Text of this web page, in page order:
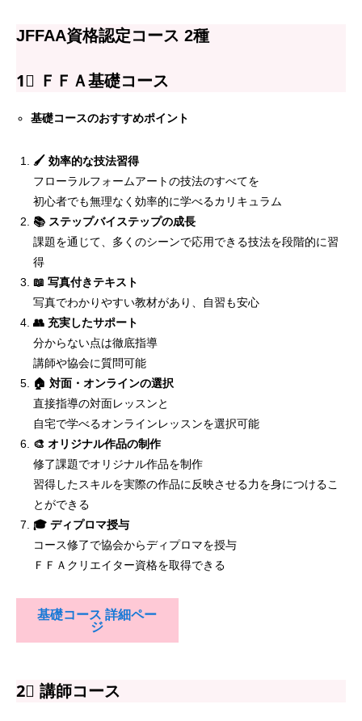
JFFAA資格認定コース 2種
1⃣ ＦＦＡ基礎コース
基礎コースのおすすめポイント
🖌 効率的な技法習得
フローラルフォームアートの技法のすべてを
初心者でも無理なく効率的に学べるカリキュラム
📚 ステップバイステップの成長
課題を通じて、多くのシーンで応用できる技法を段階的に習
得
📖 写真付きテキスト
写真でわかりやすい教材があり、自習も安心
👥 充実したサポート
分からない点は徹底指導
講師や協会に質問可能
🏠 対面・オンラインの選択
直接指導の対面レッスンと
自宅で学べるオンラインレッスンを選択可能
🎨 オリジナル作品の制作
修了課題でオリジナル作品を制作
習得したスキルを実際の作品に反映させる力を身につけるこ
とができる
🎓 ディプロマ授与
コース修了で協会からディプロマを授与
ＦＦＡクリエイター資格を取得できる
基礎コース 詳細ペー
ジ
2⃣ 講師コース
Grace認定 オリジナルコース
一般社団法人 日本フローラルフォームアート協会
（JFFAA) 資格認定コース
2⃣ 講師コース